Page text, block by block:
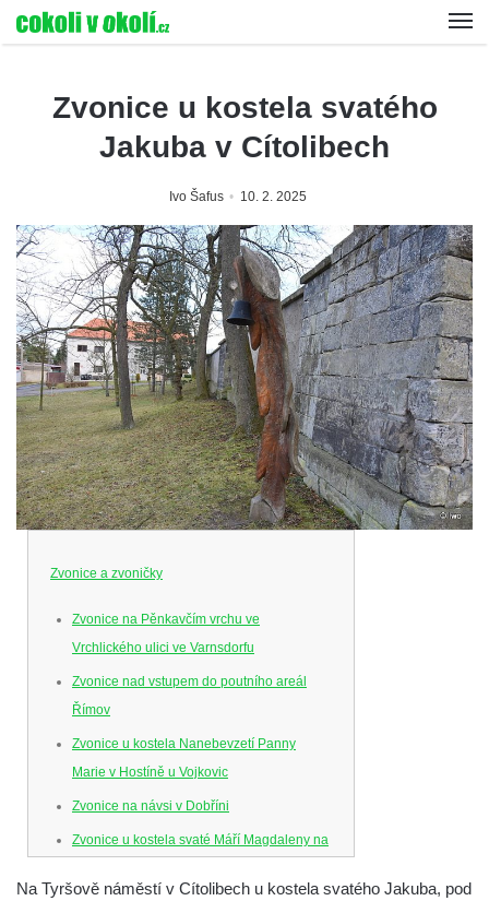
Zvonice u kostela svatého
Jakuba v Cítolibech
Ivo Šafus 10. 2. 2025
Zvonice a zvoničky
Zvonice na Pěnkavčím vrchu ve
Vrchlického ulici ve Varnsdorfu
Zvonice nad vstupem do poutního areál
Římov
Zvonice u kostela Nanebevzetí Panny
Marie v Hostíně u Vojkovic
Zvonice na návsi v Dobříni
Zvonice u kostela svaté Máří Magdaleny na
Na Tyršově náměstí v Cítolibech u kostela svatého Jakuba, pod